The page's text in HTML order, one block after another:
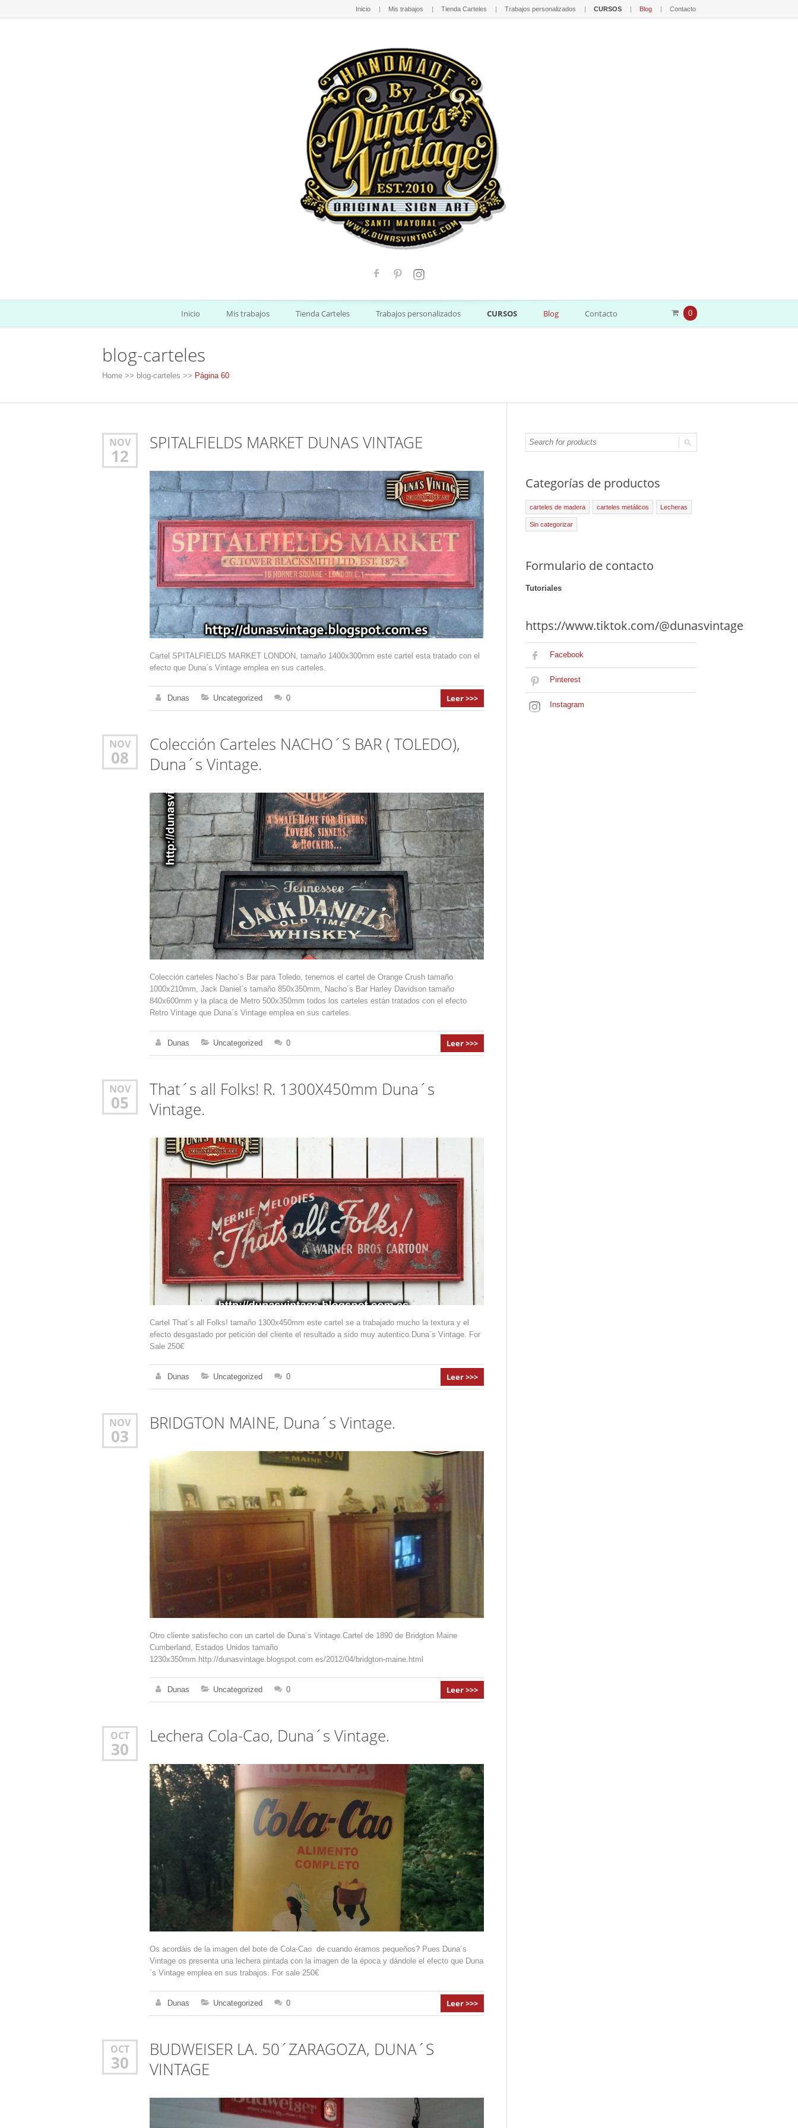
Inicio Mis trabajos Tienda Carteles Trabajos personalizados CURSOS Blog Contacto
0
Inicio Mis trabajos Tienda Carteles Trabajos personalizados CURSOS Blog Contacto
blog-carteles
Home >> blog-carteles >> Página 60
NOV
12
SPITALFIELDS MARKET DUNAS VINTAGE
Cartel SPITALFIELDS MARKET LONDON, tamaño 1400x300mm este cartel esta tratado con el
efecto que Duna´s Vintage emplea en sus carteles.
Dunas Uncategorized 0 Leer >>>
NOV
08
Colección Carteles NACHO´S BAR ( TOLEDO),
Duna´s Vintage.
Colección carteles Nacho´s Bar para Toledo, tenemos el cartel de Orange Crush tamaño
1000x210mm, Jack Daniel´s tamaño 850x350mm, Nacho´s Bar Harley Davidson tamaño
840x600mm y la placa de Metro 500x350mm todos los carteles están tratados con el efecto
Retro Vintage que Duna´s Vintage emplea en sus carteles.
Dunas Uncategorized 0 Leer >>>
NOV
05
That´s all Folks! R. 1300X450mm Duna´s
Vintage.
Cartel That´s all Folks! tamaño 1300x450mm este cartel se a trabajado mucho la textura y el
efecto desgastado por petición del cliente el resultado a sido muy autentico.Duna´s Vintage. For
Sale 250€
Dunas Uncategorized 0 Leer >>>
NOV
03
BRIDGTON MAINE, Duna´s Vintage.
Otro cliente satisfecho con un cartel de Duna´s Vintage.Cartel de 1890 de Bridgton Maine
Cumberland, Estados Unidos tamaño
1230x350mm.http://dunasvintage.blogspot.com.es/2012/04/bridgton-maine.html
Dunas Uncategorized 0 Leer >>>
OCT
30
Lechera Cola-Cao, Duna´s Vintage.
Os acordáis de la imagen del bote de Cola-Cao de cuando éramos pequeños? Pues Duna´s
Vintage os presenta una lechera pintada con la imagen de la época y dándole el efecto que Duna
´s Vintage emplea en sus trabajos. For sale 250€
Dunas Uncategorized 0 Leer >>>
OCT
30
BUDWEISER LA. 50´ZARAGOZA, DUNA´S
VINTAGE
Categorías de productos
carteles de madera carteles metálicos Lecheras
Sin categorizar
Formulario de contacto
Tutoriales
https://www.tiktok.com/@dunasvintage
Facebook
Pinterest
Instagram